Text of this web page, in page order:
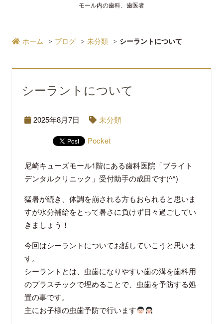
モール内の歯科、歯医者
ホーム ブログ 未分類 シーラントについて
シーラントについて
2025年8月7日
未分類
Pocket
尼崎キューズモール1階にある歯科医院「ブライト
デンタルクリニック」受付助手の成田です(^^)
猛暑が続き、体調を崩される方もおられると思いま
すが水分補給をとって暑さに負けず日々過ごしてい
きましょう！
今回はシーラントについてお話していこうと思いま
す。
シーラントとは、虫歯になりやすい歯の溝を歯科用
のプラスチックで埋めることで、虫歯を予防する処
置の事です。
主にお子様の虫歯予防で行います